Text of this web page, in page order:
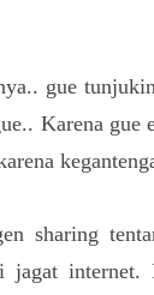
gue
Karena gue
sharing
jagat